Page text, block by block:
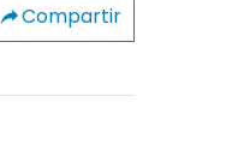
Compartir